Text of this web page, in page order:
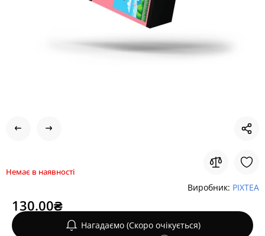
Немає в наявності
Виробник: PIXTEA
130.00₴
Нагадаємо (Скоро очікується)